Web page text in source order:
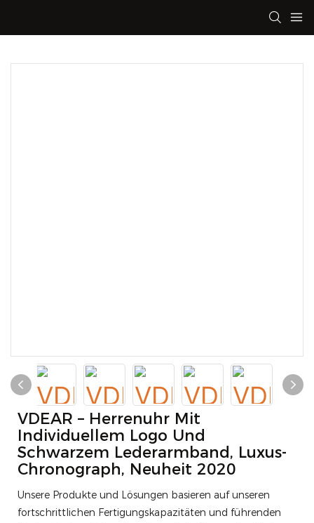
VDEAR – Herrenuhr Mit
Individuellem Logo Und
Schwarzem Lederarmband, Luxus-
Chronograph, Neuheit 2020
Unsere Produkte und Lösungen basieren auf unseren
fortschrittlichen Fertigungskapazitäten und führenden